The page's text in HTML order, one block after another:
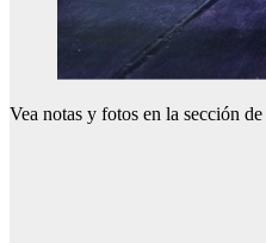
Vea notas y fotos en la sección de